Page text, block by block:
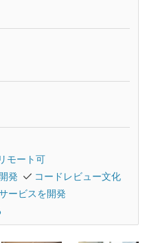
モート可
発
コードレビュー文化
ービスを開発